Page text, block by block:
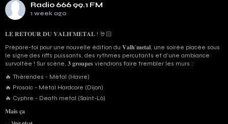
Radio 666 99.1 FM
1 week ago
𝐋𝐄 𝐑𝐄𝐓𝐎𝐔𝐑 𝐃𝐔 𝐕𝐀𝐋𝐇’𝐌𝐄𝐓𝐀𝐋 ! 🤘🏻
Prépare-toi pour une nouvelle édition du 𝐕𝐚𝐥𝐡’𝐦𝐞𝐭𝐚𝐥, une soirée placée sous
le signe des riffs puissants, des rythmes percutants et d'une ambiance
survoltée ! Sur scène, 𝟑 𝐠𝐫𝐨𝐮𝐩𝐞𝐬 viendrons faire trembler les murs :
🔥 Thérendes - Métal (Havre)
🔥 Prosaic - Métal Hardcore (Dijon)
🔥 Cyphre - Death metal (Saint-Lô)
𝐌𝐚𝐢𝐬 𝐜̧𝐚